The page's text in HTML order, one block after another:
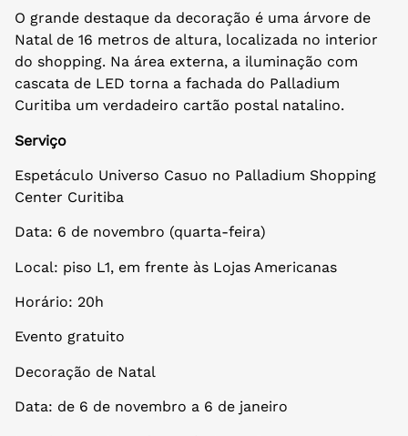
O grande destaque da decoração é uma árvore de
Natal de 16 metros de altura, localizada no interior
do shopping. Na área externa, a iluminação com
cascata de LED torna a fachada do Palladium
Curitiba um verdadeiro cartão postal natalino.
Serviço
Espetáculo Universo Casuo no Palladium Shopping
Center Curitiba
Data: 6 de novembro (quarta-feira)
Local: piso L1, em frente às Lojas Americanas
Horário: 20h
Evento gratuito
Decoração de Natal
Data: de 6 de novembro a 6 de janeiro